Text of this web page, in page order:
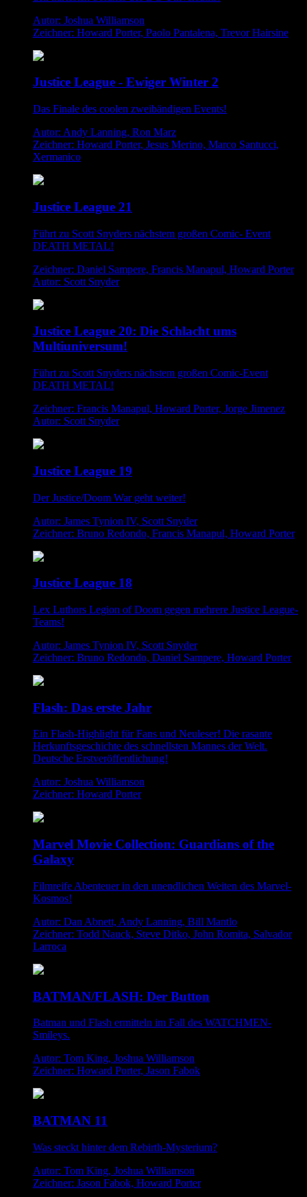
Autor: Joshua Williamson
Zeichner: Howard Porter, Paolo Pantalena, Trevor Hairsine
Justice League - Ewiger Winter 2
Das Finale des coolen zweibändigen Events!
Autor: Andy Lanning, Ron Marz
Zeichner: Howard Porter, Jesus Merino, Marco Santucci,
Xermanico
Justice League 21
Führt zu Scott Snyders nächstem großen Comic- Event
DEATH METAL!
Zeichner: Daniel Sampere, Francis Manapul, Howard Porter
Autor: Scott Snyder
Justice League 20: Die Schlacht ums
Multiuniversum!
Führt zu Scott Snyders nächstem großen Comic-Event
DEATH METAL!
Zeichner: Francis Manapul, Howard Porter, Jorge Jimenez
Autor: Scott Snyder
Justice League 19
Der Justice/Doom War geht weiter!
Autor: James Tynion IV, Scott Snyder
Zeichner: Bruno Redondo, Francis Manapul, Howard Porter
Justice League 18
Lex Luthors Legion of Doom gegen mehrere Justice League-
Teams!
Autor: James Tynion IV, Scott Snyder
Zeichner: Bruno Redondo, Daniel Sampere, Howard Porter
Flash: Das erste Jahr
Ein Flash-Highlight für Fans und Neuleser! Die rasante
Herkunftsgeschichte des schnellsten Mannes der Welt.
Deutsche Erstveröffentlichung!
Autor: Joshua Williamson
Zeichner: Howard Porter
Marvel Movie Collection: Guardians of the
Galaxy
Filmreife Abenteuer in den unendlichen Weiten des Marvel-
Kosmos!
Autor: Dan Abnett, Andy Lanning, Bill Mantlo
Zeichner: Todd Nauck, Steve Ditko, John Romita, Salvador
Larroca
BATMAN/FLASH: Der Button
Batman und Flash ermitteln im Fall des WATCHMEN-
Smileys.
Autor: Tom King, Joshua Williamson
Zeichner: Howard Porter, Jason Fabok
BATMAN 11
Was steckt hinter dem Rebirth-Mysterium?
Autor: Tom King, Joshua Williamson
Zeichner: Jason Fabok, Howard Porter